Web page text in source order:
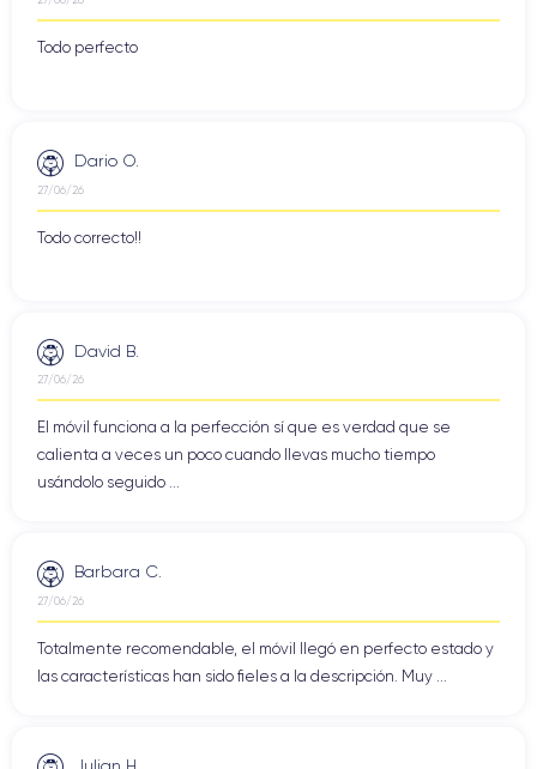
Todo perfecto
Dario O.
27/06/26
Todo correcto!!
David B.
27/06/26
El móvil funciona a la perfección sí que es verdad que se
calienta a veces un poco cuando llevas mucho tiempo
usándolo seguido ...
Barbara C.
27/06/26
Totalmente recomendable, el móvil llegó en perfecto estado y
las características han sido fieles a la descripción. Muy ...
Julian H.